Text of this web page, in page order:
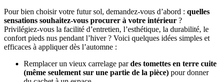
Pour bien choisir votre futur sol, demandez-vous d’abord : quelles
sensations souhaitez-vous procurer à votre intérieur ?
Privilégiez-vous la facilité d’entretien, l’esthétique, la durabilité, le
confort pieds nus pendant l’hiver ? Voici quelques idées simples et
efficaces à appliquer dès l’automne :
Remplacer un vieux carrelage pardes tomettes en terre cuite
(même seulement sur une partie de la pièce) pour donner